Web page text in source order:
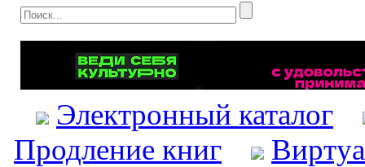
Электронный каталог
Продление книг